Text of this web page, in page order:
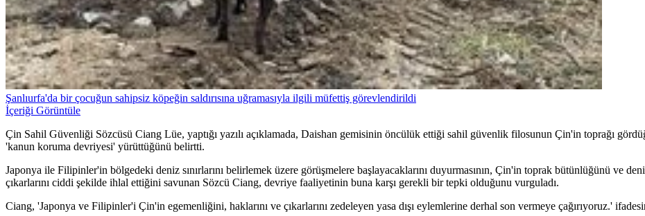
Şanlıurfa'da bir çocuğun sahipsiz köpeğin saldırısına uğramasıyla ilgili müfettiş görevlendirildi
İçeriği Görüntüle
Çin Sahil Güvenliği Sözcüsü Ciang Lüe, yaptığı yazılı açıklamada, Daishan gemisinin öncülük ettiği sahil güvenlik filosunun Çin'in toprağı
'kanun koruma devriyesi' yürüttüğünü belirtti.
Japonya ile Filipinler'in bölgedeki deniz sınırlarını belirlemek üzere görüşmelere başlayacaklarını duyurmasının, Çin'in toprak bütünlüğünü ve
çıkarlarını ciddi şekilde ihlal ettiğini savunan Sözcü Ciang, devriye faaliyetinin buna karşı gerekli bir tepki olduğunu vurguladı.
Ciang, 'Japonya ve Filipinler'i Çin'in egemenliğini, haklarını ve çıkarlarını zedeleyen yasa dışı eylemlerine derhal son vermeye çağırıyoruz.'